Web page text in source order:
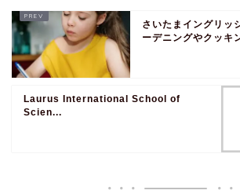
さいたまイングリ
ーデニングやクッキ
Laurus International School of
Scien...